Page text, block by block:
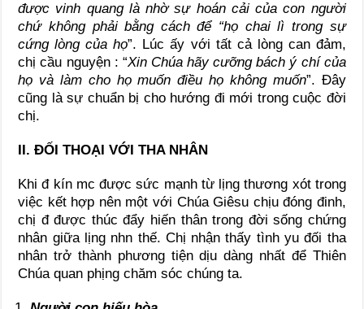
được vinh quang là nhờ sự hoán cải của con người
chứ không phải bằng cách để “họ chai lì trong sự
cứng lòng của họ”. Lúc ấy với tất cả lòng can đảm,
chị cầu nguyện : “Xin Chúa hãy cưỡng bách ý chí của
họ và làm cho họ muốn điều họ không muốn”. Đây
cũng là sự chuẩn bị cho hướng đi mới trong cuộc đời
chị.
II. ĐỐI THOẠI VỚI THA NHÂN
Khi đ kín mc được sức mạnh từ lịng thương xót trong
việc kết hợp nên một với Chúa Giêsu chịu đóng đinh,
chị đ được thúc đẩy hiến thân trong đời sống chứng
nhân giữa lịng nhn thế. Chị nhận thấy tình yu đối tha
nhân trở thành phương tiện dịu dàng nhất để Thiên
Chúa quan phịng chăm sóc chúng ta.